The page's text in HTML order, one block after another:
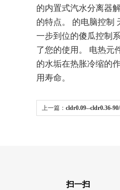
的内置式汽水分离器
的特点。 的电脑控制
一步到位的傻瓜控制
了您的使用。 电热元
的水垢在热胀冷缩的
用寿命。
上一篇： cldr0.09--cldr0.36-
扫一扫